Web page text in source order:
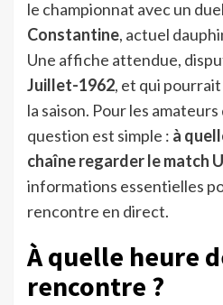
le championnat avec un
Constantine, actuel
Une affiche attendue,
Juillet-1962, et qui
la saison. Pour les
question est simple : à
chaîne regarder le match
informations essentielles
rencontre en direct.
À quelle heure
rencontre ?